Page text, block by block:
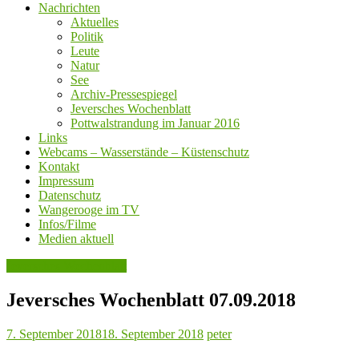
Nachrichten
Aktuelles
Politik
Leute
Natur
See
Archiv-Pressespiegel
Jeversches Wochenblatt
Pottwalstrandung im Januar 2016
Links
Webcams – Wasserstände – Küstenschutz
Kontakt
Impressum
Datenschutz
Wangerooge im TV
Infos/Filme
Medien aktuell
Jeversches Wochenblatt 07.09.2018
7. September 201818. September 2018 peter